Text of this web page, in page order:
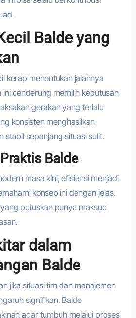
Balde yang
kerap menentukan jalannya
ini cenderung memilih keputusan
gerakan yang terlalu
konsisten menghasilkan
stabil sepanjang situasi sulit.
Balde
masa kini, efisiensi menjadi
konsep ini dengan jelas.
putuskan punya maksud
dalam
Balde
jika situasi tim dan manajemen
signifikan. Balde
agar tumbuh melalui proses